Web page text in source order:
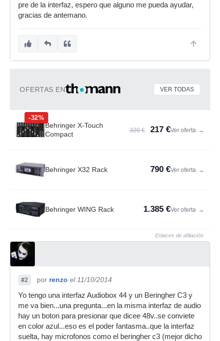
pre de la interfaz, espero que alguno me pueda ayudar,
gracias de antemano.
OFERTAS EN VER TODAS
-32%
Behringer X-Touch
Compact
320 € 217 €Ver oferta →
Behringer X32 Rack 790 €Ver oferta →
Behringer WING Rack 1.385 €Ver oferta →
Enlaces de afiliación
#2 por renzo el 11/10/2014
Yo tengo una interfaz Audiobox 44 y un Beringher C3 y
me va bien...una pregunta...en la misma interfaz de audio
hay un boton para presionar que dicee 48v..se conviete
en color azul...eso es el poder fantasma..que la interfaz
suelta, hay microfonos como el beringher c3 (mejor dicho